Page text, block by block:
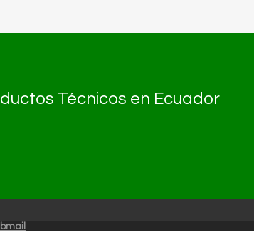
Técnicos en Ecuador